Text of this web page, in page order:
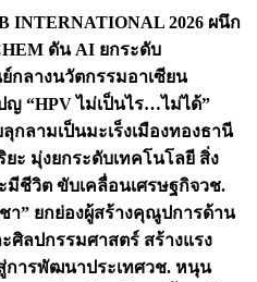
INTERNATIONAL 2026 ผนึก
ดัน AI ยกระดับ
กลางนวัตกรรมอาเซียน
ญ “HPV ไม่เป็นไร…ไม่ได้”
กลามเป็นมะเร็งเมืองทองธานี
ะ มุ่งยกระดับเทคโนโลยี สิ่ง
ชีวิต ขับเคลื่อนเศรษฐกิจวช.
า” ยกย่องผู้สร้างคุณูปการด้าน
ศิลปกรรมศาสตร์ สร้างแรง
การพัฒนาประเทศวช. หนุน